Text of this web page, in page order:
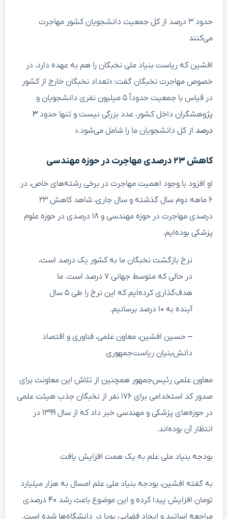
حدود ۳ درصد از کل جمعیت دانشجویان کشور مهاجرت
می‌کنند
افشین که ریاست بنیاد ملی نخبگان را هم به عهده دارد، در
خصوص مهاجرت نخبگان گفت: «تعداد نخبگان خارج از کشور
در قیاس با جمعیت حدوداً ۵ میلیون نفری دانشجویان و
پژوهشگران داخل کشور، عدد بزرگی نیست و تنها حدود ۳
درصد از کل دانشجویان ما را شامل می‌شود.»
کاهش ۲۳ درصدی مهاجرت در حوزه مهندسی
او افزود با وجود اهمیت مهاجرت در برخی رشته‌های خاص، در
۶ ماهه دوم سال گذشته و سال جاری، شاهد کاهش ۲۳
درصدی مهاجرت در حوزه مهندسی و ۱۸ درصدی در حوزه علوم
پزشکی بوده‌ایم.
نرخ بازگشت نخبگان ما به کشور یک درصد است،
در حالی که متوسط جهانی ۷ درصد است. ما
هدف‌گذاری کرده‌ایم که این نرخ را طی ۵ سال
آینده به ۱۰ درصد برسانیم.
– حسین افشین، معاون علمی، فناوری و اقتصاد
دانش‌بنیان ریاست‌جمهوری
معاون علمی رئیس‌جمهور همچنین از تلاش این معاونت برای
صدور کد استخدامی برای ۱۷۶ نفر از نخبگان جذب هیئت علمی
در حوزه‌های پزشکی و مهندسی خبر داد که از سال ۱۳۹۹ در
انتظار آن بوده‌اند.
بودجه بنیاد ملی علم به یک همت افزایش یافت
به گفته افشین، بودجه بنیاد ملی علم امسال به هزار میلیارد
تومان افزایش پیدا کرده و این موضوع باعث رشد ۴۰ درصدی
مراجعه اساتید و ایجاد فضایی پویا در دانشگاه‌ها شده است.